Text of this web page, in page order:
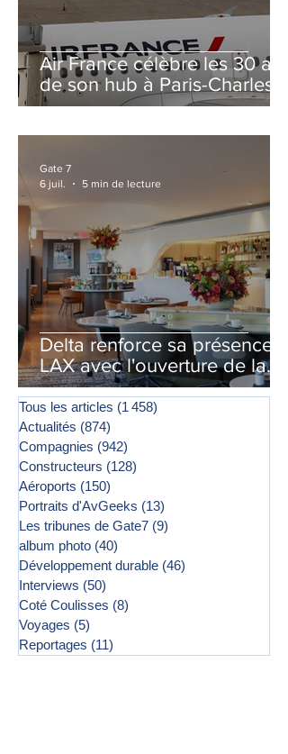
Air France célèbre les 30 ans
de son hub à Paris-Charles
de Gaulle
Delta renforce sa présence à
LAX avec l'ouverture de la
première phase d'un second
salon Delta One
Gate 7
6 juil.
5 min de lecture
Tous les articles (1 458)
Actualités (874)
Compagnies (942)
Constructeurs (128)
Aéroports (150)
Portraits d'AvGeeks (13)
Les tribunes de Gate7 (9)
album photo (40)
Développement durable (46)
Interviews (50)
Coté Coulisses (8)
Voyages (5)
Reportages (11)